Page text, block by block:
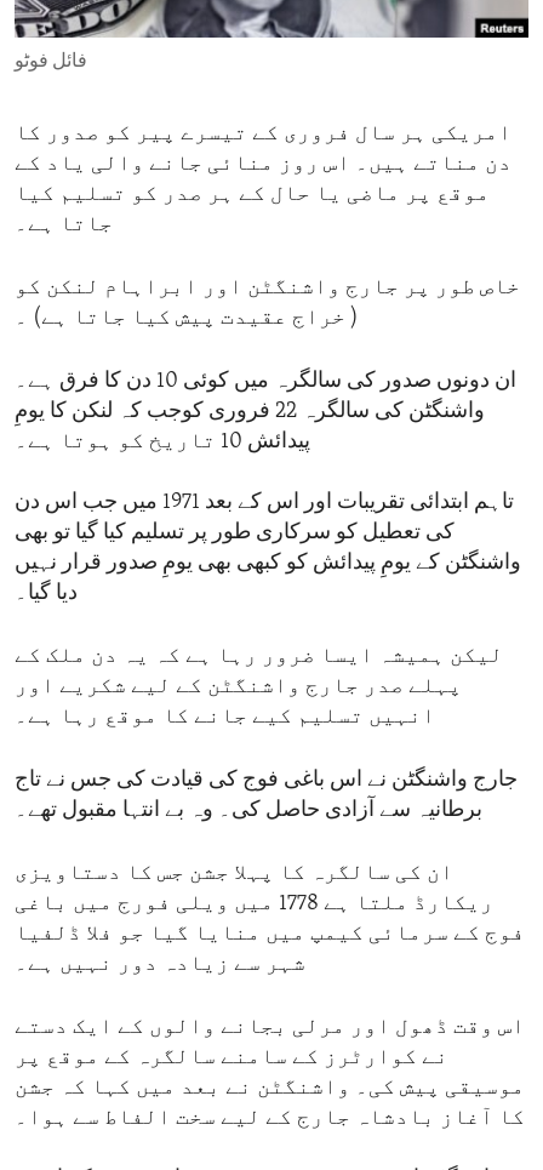
ENVIRONMENT AND HEALTH
IDEALS AND INSTITUTIONS
فائل فوٹو
امریکی ہر سال فروری کے تیسرے پیر کو صدور کا
دن مناتے ہیں۔ اس روز منائی جانے والی یاد کے
موقع پر ماضی یا حال کے ہر صدر کو تسلیم کیا
جاتا ہے۔
خاص طور پر جارج واشنگٹن اور ابراہام لنکن کو
( خراج عقیدت پیش کیا جاتا ہے) ۔
ان دونوں صدور کی سالگرہ میں کوئی 10 دن کا فرق ہے۔
واشنگٹن کی سالگرہ 22 فروری کوجب کہ لنکن کا یومِ
پیدائش 10 تاریخ کو ہوتا ہے۔
تاہم ابتدائی تقریبات اور اس کے بعد 1971 میں جب اس دن
کی تعطیل کو سرکاری طور پر تسلیم کیا گیا تو بھی
واشنگٹن کے یومِ پیدائش کو کبھی بھی یومِ صدور قرار نہیں
دیا گیا۔
لیکن ہمیشہ ایسا ضرور رہا ہے کہ یہ دن ملک کے
پہلے صدر جارج واشنگٹن کے لیے شکریے اور
انہیں تسلیم کیے جانے کا موقع رہا ہے۔
جارج واشنگٹن نے اس باغی فوج کی قیادت کی جس نے تاج
برطانیہ سے آزادی حاصل کی۔ وہ بے انتہا مقبول تھے۔
ان کی سالگرہ کا پہلا جشن جس کا دستاویزی
ریکارڈ ملتا ہے 1778 میں ویلی فورج میں باغی
فوج کے سرمائی کیمپ میں منایا گیا جو فلا ڈلفیا
شہر سے زیادہ دور نہیں ہے۔
اس وقت ڈھول اور مرلی بجانے والوں کے ایک دستے
نے کوارٹرز کے سامنے سالگرہ کے موقع پر
موسیقی پیش کی۔ واشنگٹن نے بعد میں کہا کہ جشن
کا آغاز بادشاہ جارج کے لیے سخت الفاط سے ہوا۔